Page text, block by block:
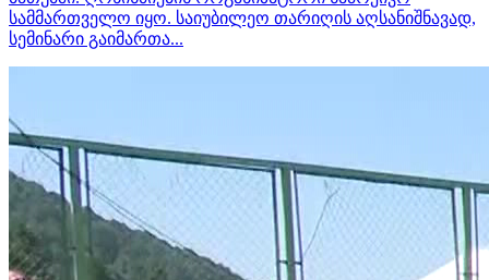
სამმართველო იყო. საიუბილეო თარიღის აღსანიშნავად,
სემინარი გაიმართა...